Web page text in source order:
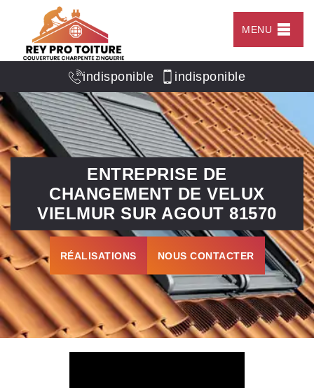
MENU
indisponible indisponible
ENTREPRISE DE
CHANGEMENT DE VELUX
VIELMUR SUR AGOUT 81570
RÉALISATIONS NOUS CONTACTER